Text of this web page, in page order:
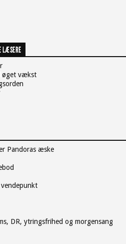
LÆSERE
øget vækst
Pandoras æske
DR, ytringsfrihed og morgensang